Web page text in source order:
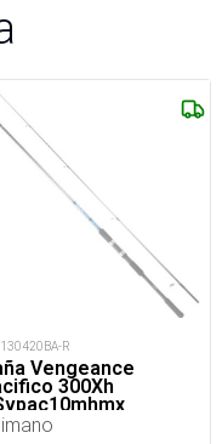
R
Vengeance
300Xh